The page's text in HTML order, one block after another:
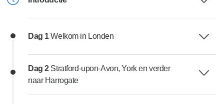
Dag 1Welkom in Londen
Dag 2 Stratford-upon-Avon, York en verder
naar Harrogate